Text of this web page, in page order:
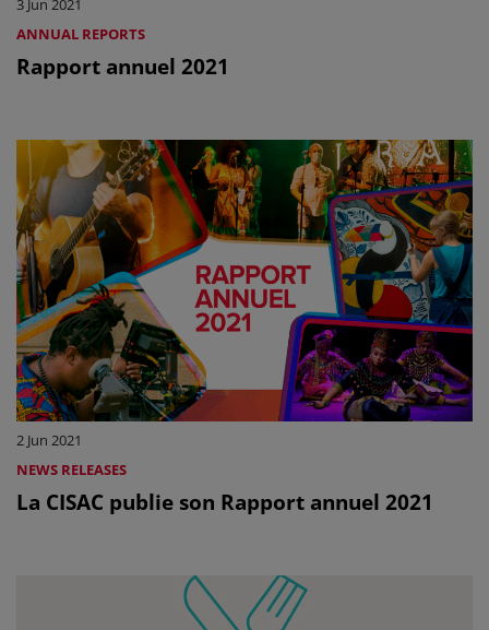
3 Jun 2021
ANNUAL REPORTS
Rapport annuel 2021
2 Jun 2021
NEWS RELEASES
La CISAC publie son Rapport annuel 2021